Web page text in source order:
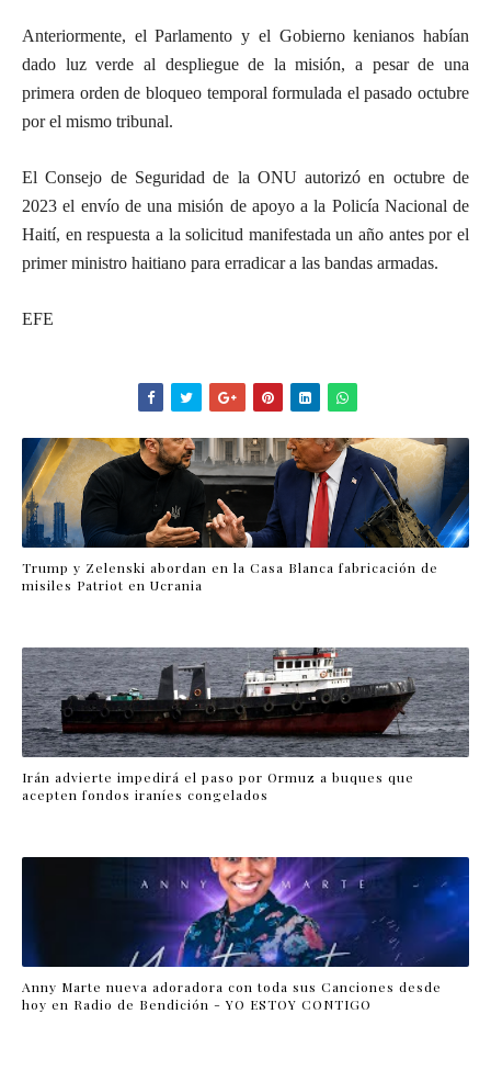
Anteriormente, el Parlamento y el Gobierno kenianos habían
dado luz verde al despliegue de la misión, a pesar de una
primera orden de bloqueo temporal formulada el pasado octubre
por el mismo tribunal.
El Consejo de Seguridad de la ONU autorizó en octubre de
2023 el envío de una misión de apoyo a la Policía Nacional de
Haití, en respuesta a la solicitud manifestada un año antes por el
primer ministro haitiano para erradicar a las bandas armadas.
EFE
Trump y Zelenski abordan en la Casa Blanca fabricación de
misiles Patriot en Ucrania
Irán advierte impedirá el paso por Ormuz a buques que
acepten fondos iraníes congelados
Anny Marte nueva adoradora con toda sus Canciones desde
hoy en Radio de Bendición - YO ESTOY CONTIGO